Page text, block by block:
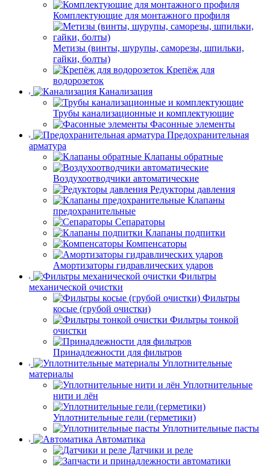
Комплектующие для монтажного профиля
Метизы (винты, шурупы, саморезы, шпильки,
гайки, болты)
Крепёж для
водорозеток
Канализация
Трубы канализационные и комплектующие
Фасонные элементы
Предохранительная
арматура
Клапаны обратные
Воздухоотводчики автоматические
Редукторы давления
Клапаны
предохранительные
Сепараторы
Клапаны подпитки
Компенсаторы
Амортизаторы гидравлических ударов
Фильтры
механической очистки
Фильтры
косые (грубой очистки)
Фильтры тонкой
очистки
Принадлежности для фильтров
Уплотнительные
материалы
Уплотнительные
нити и лён
Уплотнительные гели (герметики)
Уплотнительные пасты
Автоматика
Датчики и реле